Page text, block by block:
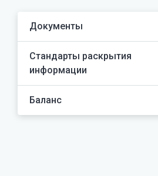
Документы
Стандарты раскрытия
информации
Баланс